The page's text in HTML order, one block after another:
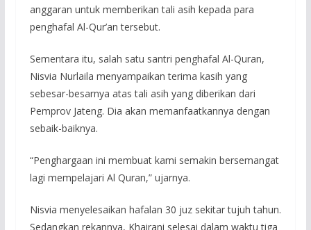
anggaran untuk memberikan tali asih kepada para
penghafal Al-Qur’an tersebut.
Sementara itu, salah satu santri penghafal Al-Quran,
Nisvia Nurlaila menyampaikan terima kasih yang
sebesar-besarnya atas tali asih yang diberikan dari
Pemprov Jateng. Dia akan memanfaatkannya dengan
sebaik-baiknya.
“Penghargaan ini membuat kami semakin bersemangat
lagi mempelajari Al Quran,” ujarnya.
Nisvia menyelesaikan hafalan 30 juz sekitar tujuh tahun.
Sedangkan rekannya, Khairani selesai dalam waktu tiga